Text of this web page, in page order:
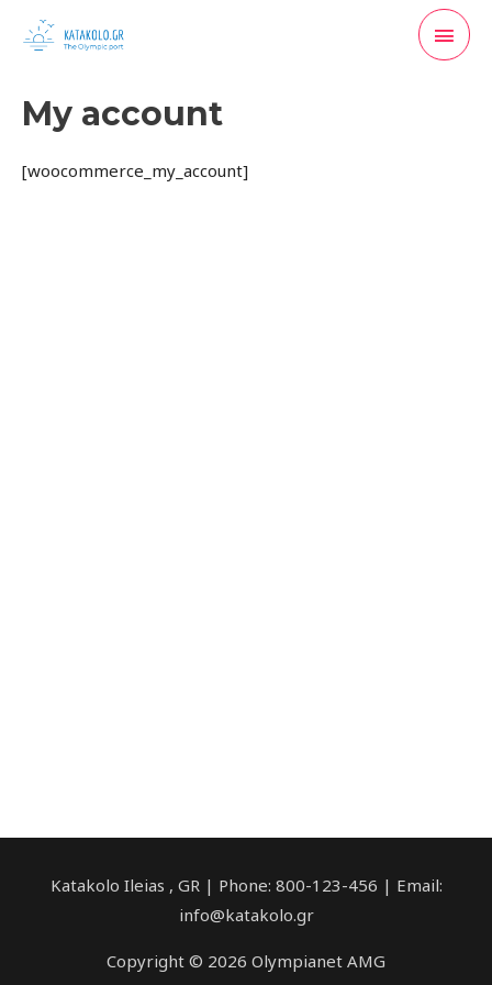
στο
My account
[woocommerce_my_account]
Katakolo Ileias , GR | Phone: 800-123-456 | Email:
info@katakolo.gr
Copyright © 2026 Olympianet AMG